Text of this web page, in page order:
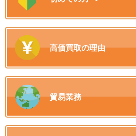
高価買取の理由
貿易業務